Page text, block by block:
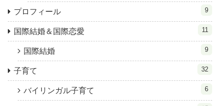
プロフィール 9
国際結婚＆国際恋愛 11
国際結婚 9
子育て 32
バイリンガル子育て 6